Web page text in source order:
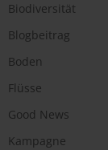
Biodiversität
Blogbeitrag
Boden
Flüsse
Good News
Kampagne